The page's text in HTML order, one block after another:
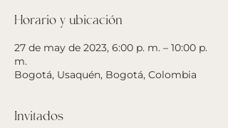
Horario y ubicación
27 de may de 2023, 6:00 p. m. – 10:00 p.
m.
Bogotá, Usaquén, Bogotá, Colombia
Invitados